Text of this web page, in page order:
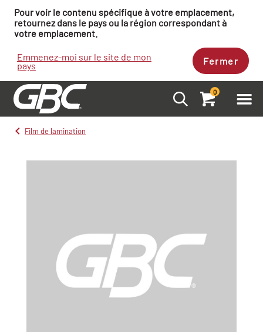
Pour voir le contenu spécifique à votre emplacement,
retournez dans le pays ou la région correspondant à
votre emplacement.
Emmenez-moi sur le site de mon
pays Fermer
0
Film de lamination